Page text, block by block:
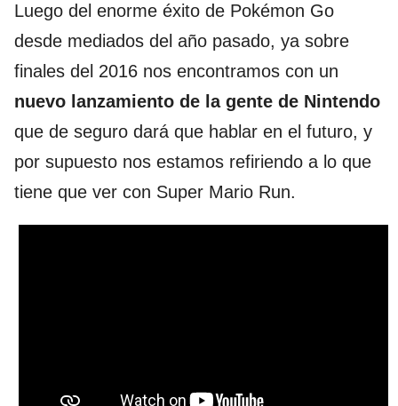
Luego del enorme éxito de Pokémon Go
desde mediados del año pasado, ya sobre
finales del 2016 nos encontramos con un
nuevo lanzamiento de la gente de Nintendo
que de seguro dará que hablar en el futuro, y
por supuesto nos estamos refiriendo a lo que
tiene que ver con Super Mario Run.